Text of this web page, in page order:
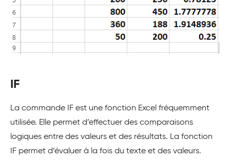
IF
La commande IF est une fonction Excel fréquemment
utilisée. Elle permet d’effectuer des comparaisons
logiques entre des valeurs et des résultats. La fonction
IF permet d’évaluer à la fois du texte et des valeurs.